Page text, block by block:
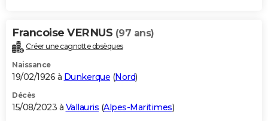
Francoise VERNUS (97 ans)
Créer une cagnotte obsèques
Naissance
19/02/1926 à Dunkerque (Nord)
Décès
15/08/2023 à Vallauris (Alpes-Maritimes)